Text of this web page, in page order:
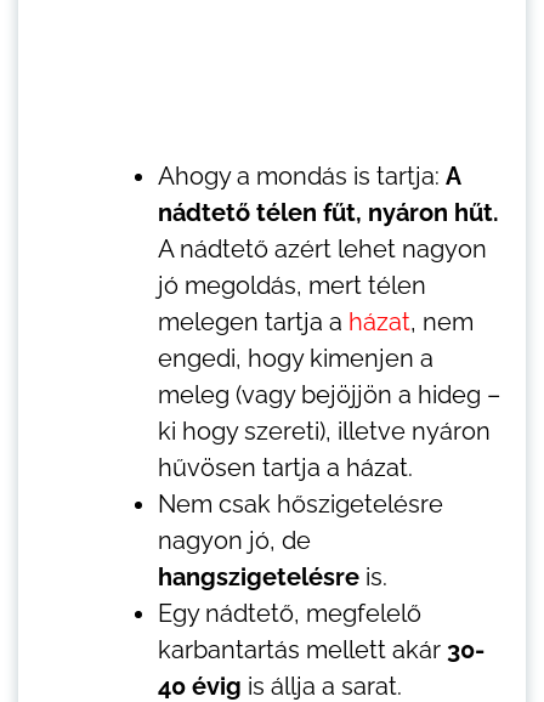
Ahogy a mondás is tartja: A
nádtető télen fűt, nyáron hűt.
A nádtető azért lehet nagyon
jó megoldás, mert télen
melegen tartja a házat, nem
engedi, hogy kimenjen a
meleg (vagy bejöjjön a hideg –
ki hogy szereti), illetve nyáron
hűvösen tartja a házat.
Nem csak hőszigetelésre
nagyon jó, de
hangszigetelésre is.
Egy nádtető, megfelelő
karbantartás mellett akár 30-
40 évig is állja a sarat.